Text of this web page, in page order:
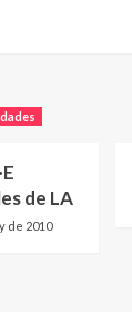
de LA
de 2010